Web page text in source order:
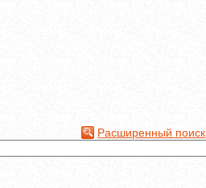
Расширенный поиск